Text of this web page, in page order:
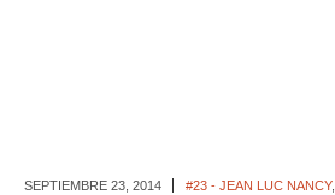
SEPTIEMBRE 23, 2014 #23 - JEAN LUC NANCY,